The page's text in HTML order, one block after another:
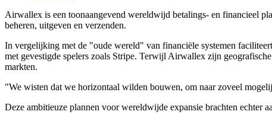
Airwallex is een toonaangevend wereldwijd betalings- en financieel
beheren, uitgeven en verzenden.
In vergelijking met de "oude wereld" van financiële systemen
met gevestigde spelers zoals Stripe. Terwijl Airwallex zijn
markten.
"We wisten dat we horizontaal wilden bouwen, om naar zoveel
Deze ambitieuze plannen voor wereldwijde expansie brachten echter